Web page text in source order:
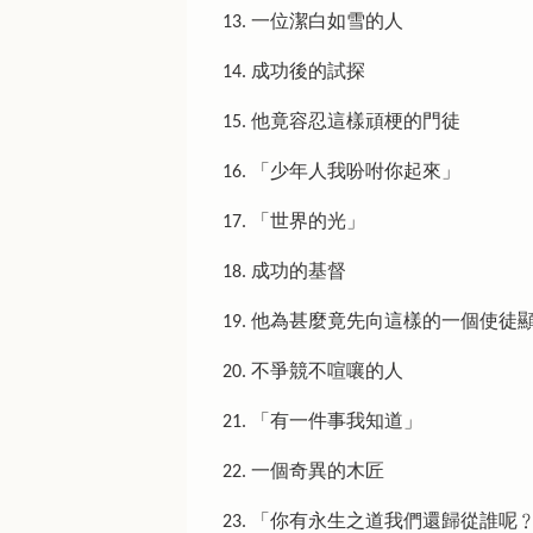
13. 一位潔白如雪的人
14. 成功後的試探
15. 他竟容忍這樣頑梗的門徒
16. 「少年人我吩咐你起來」
17. 「世界的光」
18. 成功的基督
19. 他為甚麼竟先向這樣的一個使徒
20. 不爭競不喧嚷的人
21. 「有一件事我知道」
22. 一個奇異的木匠
23. 「你有永生之道我們還歸從誰呢﹖